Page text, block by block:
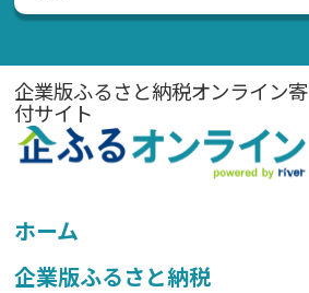
企業版ふるさと納税オンライン寄
付サイト
ホーム
企業版ふるさと納税